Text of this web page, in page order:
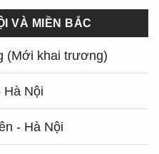
VÀ MIỀN BẮC
(Mới khai trương)
Hà Nội
- Hà Nội